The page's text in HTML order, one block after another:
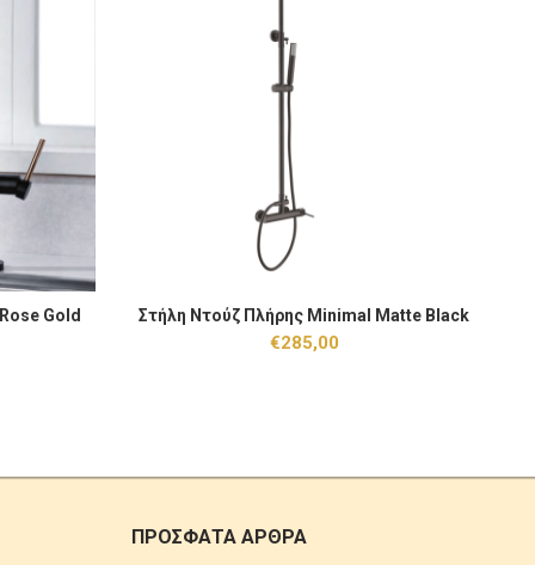
ποσότητα
Gold Στήλη Ντούζ Πλήρης Minimal Matte Black ποσότητα
ΠΡΟΣΘΉΚΗ ΣΤΟ ΚΑΛΆΘΙ
Στήλη Ντούζ Πλήρης Minimal Matte Black
€285,00
ΠΡΟΣΦΑΤΑ ΑΡΘΡΑ